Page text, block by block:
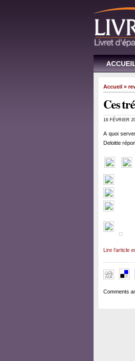
Accueil »
Ces
16 FÉVRIER
A quoi
Deloitte
Lire l’article
Comments